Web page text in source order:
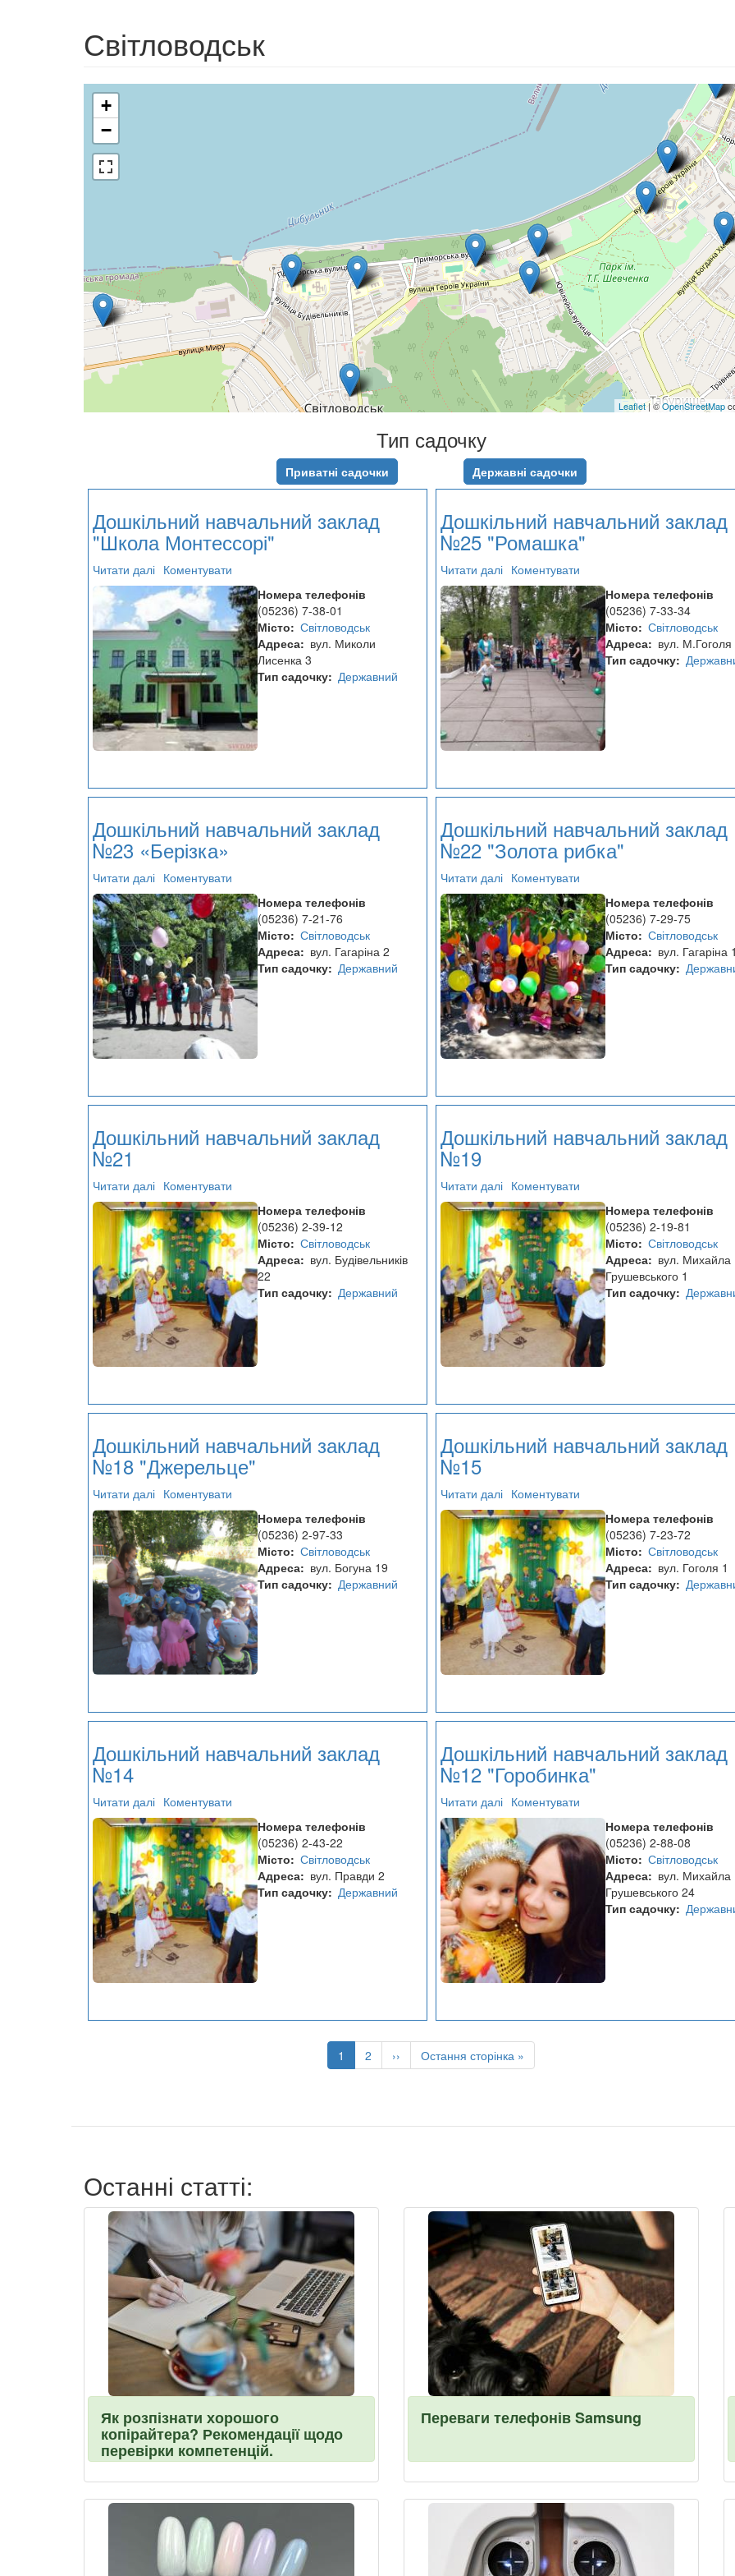
Світловодськ
+
−
Leaflet| ©OpenStreetMap
Тип садочку
Приватні садочки Державні садочки
Дошкільний навчальний заклад
"Школа Монтессорі"
Читати далі про
Дошкільний
навчальний
заклад
"Школа
Монтессорі"
Коментувати
Номера телефонів
(05236) 7-38-01
Місто
Світловодськ
Адреса
вул. Миколи
Лисенка 3
Тип садочку
Державний
Дошкільний навчальний заклад
№25 "Ромашка"
Читати даліпро
Дошкільний
навчальний
заклад
№25
"Ромашка"
Коментувати
Номера телефонів
(05236) 7-33-34
Місто
Світловодськ
Адреса
вул. М.Гоголя
Тип садочку
Дошкільний навчальний заклад
№23 «Берізка»
Читати далі про
Дошкільний
навчальний
заклад
№23
«Берізка»
Коментувати
Номера телефонів
(05236) 7-21-76
Місто
Світловодськ
Адреса
вул. Гагаріна 2
Тип садочку
Державний
Дошкільний навчальний заклад
№22 "Золота рибка"
Читати даліпро
Дошкільний
навчальний
заклад
№22
"Золота
рибка"
Коментувати
Номера телефонів
(05236) 7-29-75
Місто
Світловодськ
Адреса
вул. Гагаріна
Тип садочку
Дошкільний навчальний заклад
№21
Читати далі про
Дошкільний
навчальний
заклад
№21
Коментувати
Номера телефонів
(05236) 2-39-12
Місто
Світловодськ
Адреса
вул. Будівельників
22
Тип садочку
Державний
Дошкільний навчальний заклад
№19
Читати даліпро
Дошкільний
навчальний
заклад
№19
Коментувати
Номера телефонів
(05236) 2-19-81
Місто
Світловодськ
Адреса
вул. Михайла
Грушевського 1
Тип садочку
Дошкільний навчальний заклад
№18 "Джерельце"
Читати далі про
Дошкільний
навчальний
заклад
№18
"Джерельце"
Коментувати
Номера телефонів
(05236) 2-97-33
Місто
Світловодськ
Адреса
вул. Богуна 19
Тип садочку
Державний
Дошкільний навчальний заклад
№15
Читати даліпро
Дошкільний
навчальний
заклад
№15
Коментувати
Номера телефонів
(05236) 7-23-72
Місто
Світловодськ
Адреса
вул. Гоголя 1
Тип садочку
Дошкільний навчальний заклад
№14
Читати далі про
Дошкільний
навчальний
заклад
№14
Коментувати
Номера телефонів
(05236) 2-43-22
Місто
Світловодськ
Адреса
вул. Правди 2
Тип садочку
Державний
Дошкільний навчальний заклад
№12 "Горобинка"
Читати даліпро
Дошкільний
навчальний
заклад
№12
"Горобинка"
Коментувати
Номера телефонів
(05236) 2-88-08
Місто
Світловодськ
Адреса
вул. Михайла
Грушевського 24
Тип садочку
Поточна
сторінка
1 Page
2
Наступна
сторінка
››
Остання
сторінка
Остання сторінка »
Останні статті:
Як розпізнати хорошого
копірайтера? Рекомендації щодо
перевірки компетенцій.
Переваги телефонів Samsung